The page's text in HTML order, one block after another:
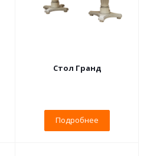
Стол Гранд
Подробнее